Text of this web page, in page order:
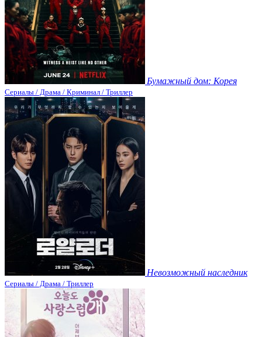
Бумажный дом: Корея
Сериалы / Драма / Криминал / Триллер
Невозможный наследник
Сериалы / Драма / Триллер